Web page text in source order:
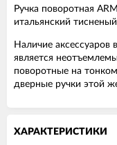
Ручка поворотная
итальянский тисненый
Наличие аксессуаров
является
поворотные на
дверные ручки этой
ХАРАКТЕРИСТИКИ